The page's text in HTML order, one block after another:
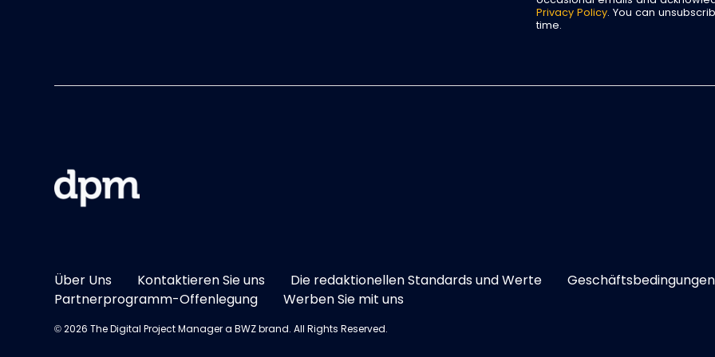
Privacy Policy. You can
time.
Über Uns Kontaktieren Sie uns Die redaktionellen Standards und Werte Geschäftsbedingungen
Partnerprogramm-Offenlegung
Werben Sie mit uns
© 2026 The Digital Project Manager a BWZOpens new window
brand. All Rights Reserved.